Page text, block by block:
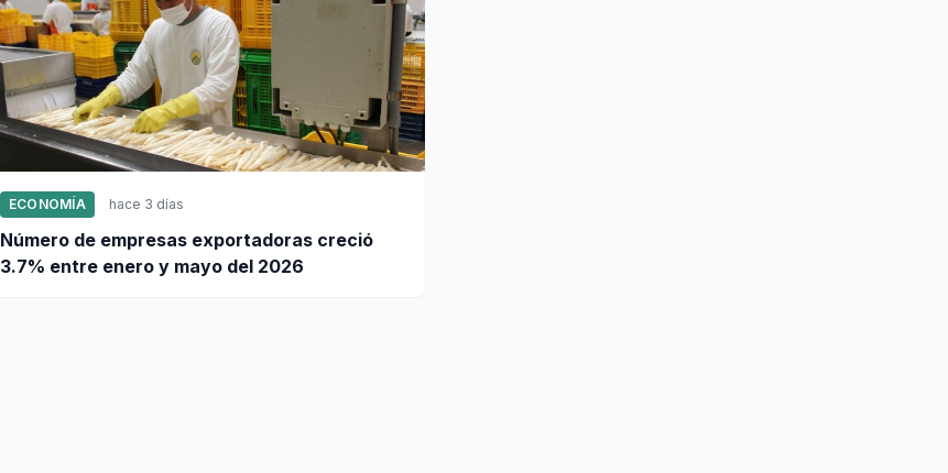
ECONOMÍA hace 3 días
Número de empresas exportadoras creció
3.7% entre enero y mayo del 2026